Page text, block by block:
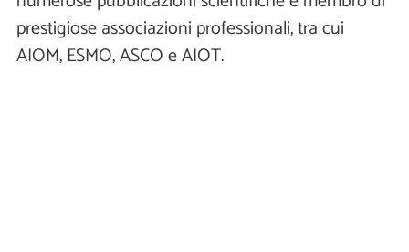
prestigiose associazioni professionali, tra cui
AIOM, ESMO, ASCO e AIOT.